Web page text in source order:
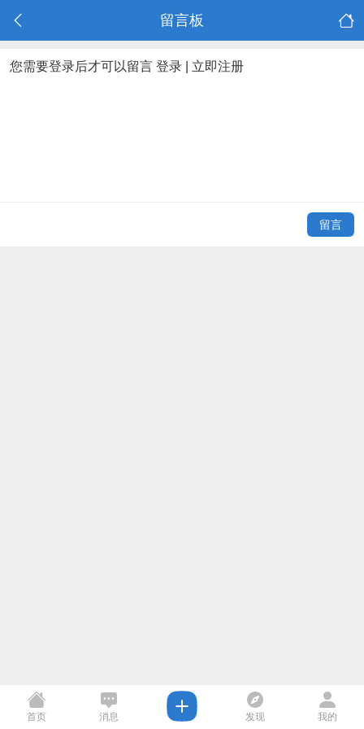
留言板
您需要登录后才可以留言 登录 立即注册
留言
首页 消息 发现 我的